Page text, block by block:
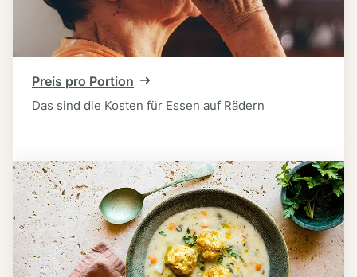
Preis pro Portion
Das sind die Kosten für Essen auf Rädern